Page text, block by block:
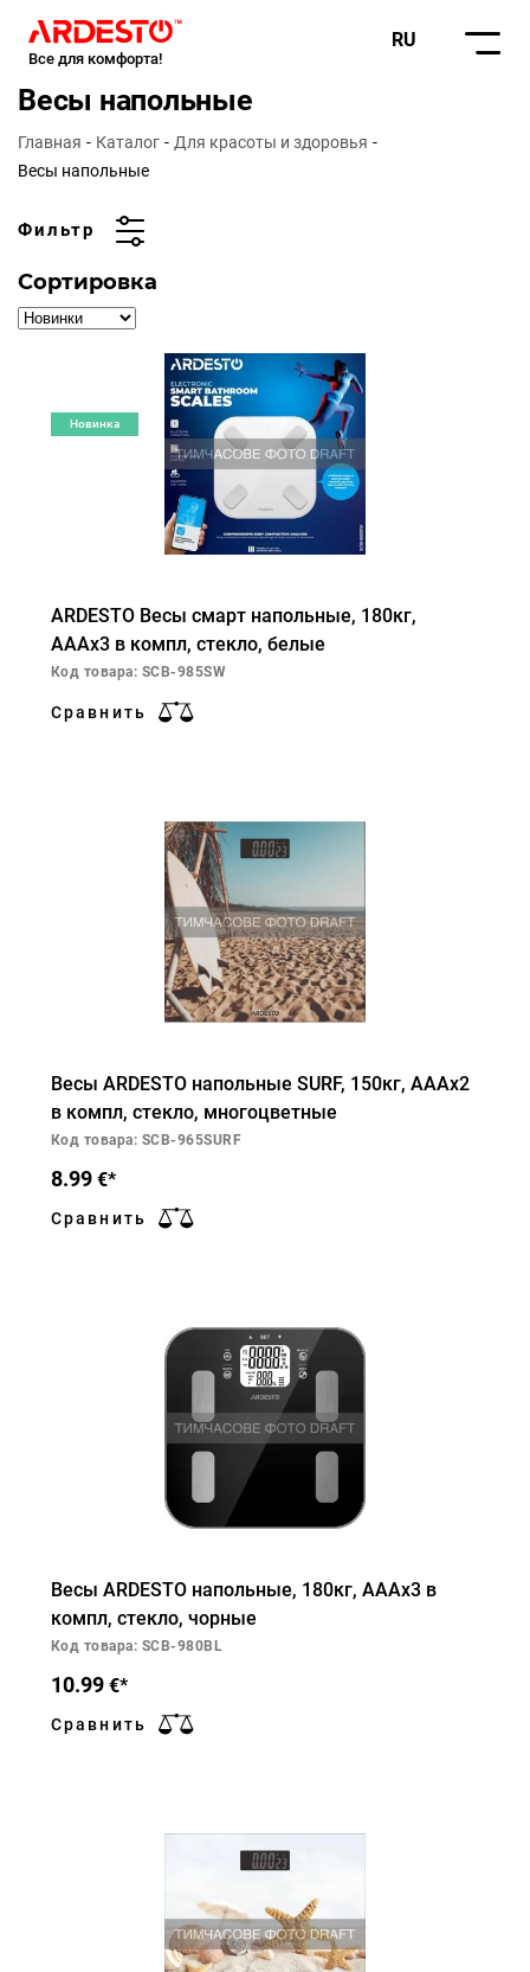
Все для комфорта!
RU
Весы напольные
Главная Каталог
Для красоты и здоровья
Весы напольные
Фильтр
Сортировка
Новинка
ARDESTO Весы смарт напольные, 180кг,
AAAx3 в компл, стекло, белые
Код товара: SCB-985SW
Сравнить
Весы ARDESTO напольные SURF, 150кг, AAAx2
в компл, стекло, многоцветные
Код товара: SCB-965SURF
8.99 €*
Сравнить
Весы ARDESTO напольные, 180кг, AAAx3 в
компл, стекло, чорные
Код товара: SCB-980BL
10.99 €*
Сравнить